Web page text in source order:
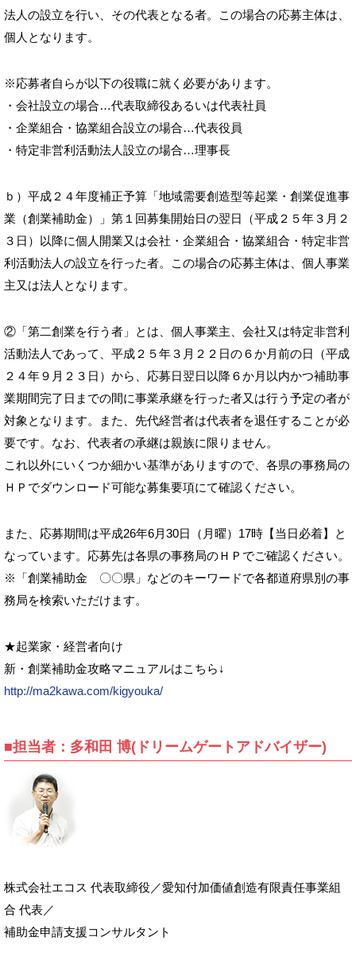
法人の設立を行い、その代表となる者。この場合の応募主体は、
個人となります。
※応募者自らが以下の役職に就く必要があります。
・会社設立の場合…代表取締役あるいは代表社員
・企業組合・協業組合設立の場合…代表役員
・特定非営利活動法人設立の場合…理事長
ｂ）平成２４年度補正予算「地域需要創造型等起業・創業促進事
業（創業補助金）」第１回募集開始日の翌日（平成２５年３月２
３日）以降に個人開業又は会社・企業組合・協業組合・特定非営
利活動法人の設立を行った者。この場合の応募主体は、個人事業
主又は法人となります。
②「第二創業を行う者」とは、個人事業主、会社又は特定非営利
活動法人であって、平成２５年３月２２日の６か月前の日（平成
２４年９月２３日）から、応募日翌日以降６か月以内かつ補助事
業期間完了日までの間に事業承継を行った者又は行う予定の者が
対象となります。また、先代経営者は代表者を退任することが必
要です。なお、代表者の承継は親族に限りません。
これ以外にいくつか細かい基準がありますので、各県の事務局の
ＨＰでダウンロード可能な募集要項にて確認ください。
また、応募期間は平成26年6月30日（月曜）17時【当日必着】と
なっています。応募先は各県の事務局のＨＰでご確認ください。
※「創業補助金 〇〇県」などのキーワードで各都道府県別の事
務局を検索いただけます。
★起業家・経営者向け
新・創業補助金攻略マニュアルはこちら↓
http://ma2kawa.com/kigyouka/
■担当者：多和田 博(ドリームゲートアドバイザー)
株式会社エコス 代表取締役／愛知付加価値創造有限責任事業組
合 代表／
補助金申請支援コンサルタント